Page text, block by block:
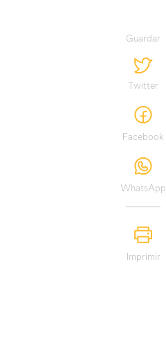
Guardar
Twitter
Facebook
WhatsApp
Imprimir